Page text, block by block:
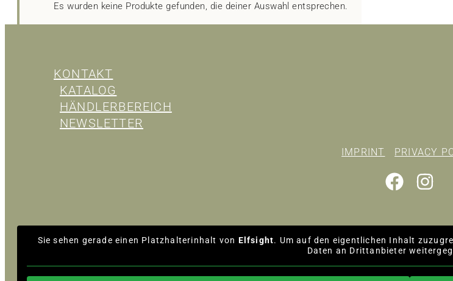
Es wurden keine Produkte gefunden, die deiner Auswahl entsprechen.
KONTAKT
KATALOG
HÄNDLERBEREICH
NEWSLETTER
IMPRINT PRIVACY
Sie sehen gerade einen Platzhalterinhalt von Elfsight. Um auf den eigentlichen Inhalt
Daten an Drittanbieter